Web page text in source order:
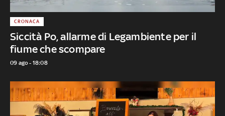
Siccità Po, allarme di Legambiente per il
fiume che scompare
CRONACA
09 ago - 18:08